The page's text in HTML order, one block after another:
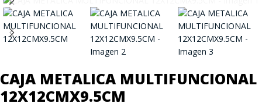
CAJA METALICA MULTIFUNCIONAL
12X12CMX9.5CM